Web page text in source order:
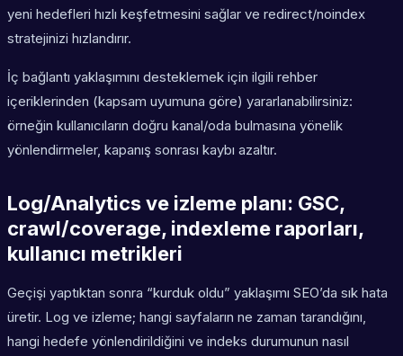
yeni hedefleri hızlı keşfetmesini sağlar ve redirect/noindex
stratejinizi hızlandırır.
İç bağlantı yaklaşımını desteklemek için ilgili rehber
içeriklerinden (kapsam uyumuna göre) yararlanabilirsiniz:
örneğin kullanıcıların doğru kanal/oda bulmasına yönelik
yönlendirmeler, kapanış sonrası kaybı azaltır.
Log/Analytics ve izleme planı: GSC,
crawl/coverage, indexleme raporları,
kullanıcı metrikleri
Geçişi yaptıktan sonra “kurduk oldu” yaklaşımı SEO’da sık hata
üretir. Log ve izleme; hangi sayfaların ne zaman tarandığını,
hangi hedefe yönlendirildiğini ve indeks durumunun nasıl